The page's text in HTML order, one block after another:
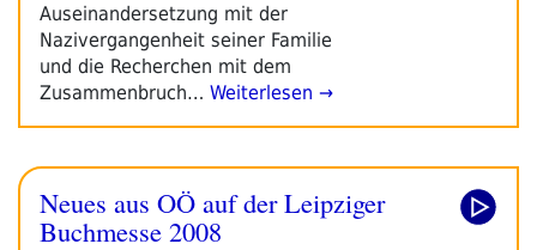
Auseinandersetzung mit der
Nazivergangenheit seiner Familie
und die Recherchen mit dem
Zusammenbruch… Weiterlesen →
Neues aus OÖ auf der Leipziger
Buchmesse 2008